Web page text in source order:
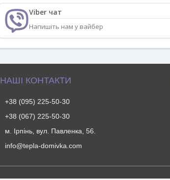
Viber чат
Напишіть нам у вайбер
НАШІ КОНТАКТИ
+38 (095) 225-50-30
+38 (067) 225-50-30
м. Ірпінь, вул. Павленка, 56.
info@tepla-domivka.com